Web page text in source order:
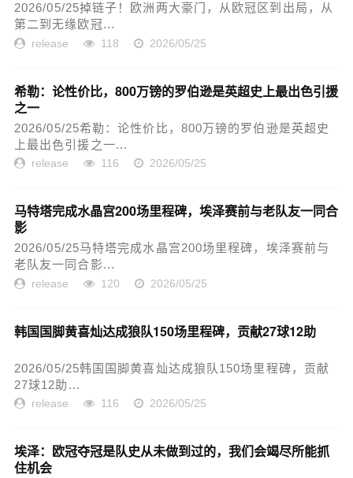
2026/05/25掉链子！欧洲两大豪门，从欧冠区到出局，从
第二到无缘欧冠...
release 118 2026/05/25
希勒：论性价比，800万镑的罗伯逊是英超史上最出色引援
之一
2026/05/25希勒：论性价比，800万镑的罗伯逊是英超史
上最出色引援之一...
release 116 2026/05/25
马特塔完成水晶宫200场里程碑，埃泽赛前与老队友一同合
影
2026/05/25马特塔完成水晶宫200场里程碑，埃泽赛前与
老队友一同合影...
release 120 2026/05/25
韩国国脚黄喜灿达成狼队150场里程碑，贡献27球12助
2026/05/25韩国国脚黄喜灿达成狼队150场里程碑，贡献
27球12助...
release 116 2026/05/25
埃泽：欧冠夺冠是队史从未做到过的，我们会竭尽所能抓
住机会